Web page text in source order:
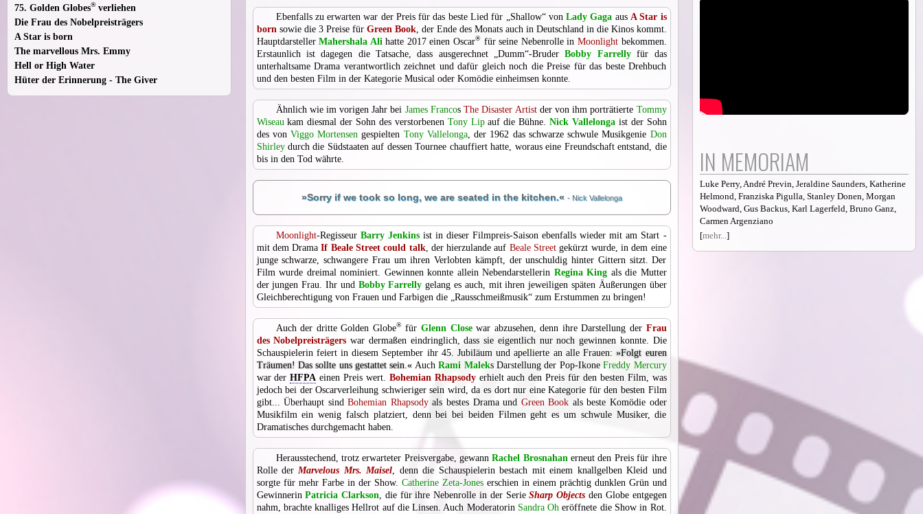
Ebenfalls zu erwarten war der Preis für das beste Lied für „Shallow“ vonLady Gaga aus A Star is
bornsowie die 3 Preise für Green Book, der Ende des Monats auch in Deutschland in die Kinos kommt.
HauptdarstellerMahershala Alihatte 2017 einen Oscar® für seine Nebenrolle in Moonlightbekommen.
Erstaunlich ist dagegen die Tatsache, dass ausgerechnet „Dumm“-BruderBobby Farrellyfür das
unterhaltsame Drama verantwortlich zeichnet und dafür gleich noch die Preise für das beste Drehbuch
und den besten Film in der Kategorie Musical oder Komödie einheimsen konnte.
Ähnlich wie im vorigen Jahr bei James FrancosThe Disaster Artistder von ihm porträtierte Tommy
Wiseaukam diesmal der Sohn des verstorbenen Tony Lipauf die Bühne. Nick Vallelongaist der Sohn
des von Viggo Mortensen gespielten Tony Vallelonga, der 1962 das schwarze schwule Musikgenie Don
Shirleydurch die Südstaaten auf dessen Tournee chauffiert hatte, woraus eine Freundschaft entstand, die
bis in den Tod währte.
»Sorry if we took so long, we are seated in the kitchen.« - Nick Vallelonga
Moonlight-Regisseur Barry Jenkinsist in dieser Filmpreis-Saison ebenfalls wieder mit am Start -
mit dem DramaIf Beale Street could talk, der hierzulande auf Beale Street gekürzt wurde, in dem eine
junge schwarze, schwangere Frau um ihren Verlobten kämpft, der unschuldig hinter Gittern sitzt. Der
Film wurde dreimal nominiert. Gewinnen konnte allein Nebendarstellerin Regina King als die Mutter
der jungen Frau. Ihr und Bobby Farrelly gelang es auch, mit ihren jeweiligen späten Äußerungen über
Gleichberechtigung von Frauen und Farbigen die „Rausschmeißmusik“ zum Erstummen zu bringen!
Auch der dritte Golden Globe®für Glenn Closewar abzusehen, denn ihre Darstellung der Frau
des Nobelpreisträgers war dermaßen eindringlich, dass sie eigentlich nur noch gewinnen konnte. Die
Schauspielerin feiert in diesem September ihr 45. Jubiläum und apellierte an alle Frauen:»Folgt euren
Träumen! Das sollte uns gestattet sein.« AuchRami Maleks Darstellung der Pop-IkoneFreddy Mercury
war derHFPA einen Preis wert. Bohemian Rhapsodyerhielt auch den Preis für den besten Film, was
jedoch bei der Oscarverleihung schwieriger sein wird, da es dort nur eine Kategorie für den besten Film
gibt... Überhaupt sindBohemian Rhapsodyals bestes Drama und Green Book als beste Komödie oder
Musikfilm ein wenig falsch platziert, denn bei bei beiden Filmen geht es um schwule Musiker, die
Dramatisches durchgemacht haben.
Herausstechend, trotz erwarteter Preisvergabe, gewannRachel Brosnahanerneut den Preis für ihre
Rolle derMarvelous Mrs. Maisel, denn die Schauspielerin bestach mit einem knallgelben Kleid und
sorgte für mehr Farbe in der Show. Catherine Zeta-Joneserschien in einem prächtig dunklen Grün und
GewinnerinPatricia Clarkson, die für ihre Nebenrolle in der SerieSharp Objects den Globe entgegen
nahm, brachte knalliges Hellrot auf die Linsen. Auch Moderatorin Sandra Oh eröffnete die Show in Rot.
IN MEMORIAM
Luke Perry, André Previn, Jeraldine Saunders, Katherine
Helmond, Franziska Pigulla, Stanley Donen, Morgan
Woodward, Gus Backus, Karl Lagerfeld, Bruno Ganz,
Carmen Argenziano
[mehr...]
75. Golden Globes®verliehen
Die Frau des Nobelpreisträgers
A Star is born
The marvellous Mrs. Emmy
Hell or High Water
Hüter der Erinnerung - The Giver